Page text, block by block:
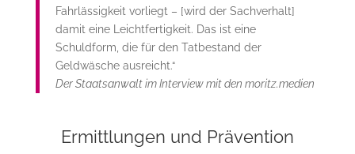
Fahrlässigkeit vorliegt – [wird der Sachverhalt]
damit eine Leichtfertigkeit. Das ist eine
Schuldform, die für den Tatbestand der
Geldwäsche ausreicht.“
Der Staatsanwalt im Interview mit den moritz.medien
Ermittlungen und Prävention